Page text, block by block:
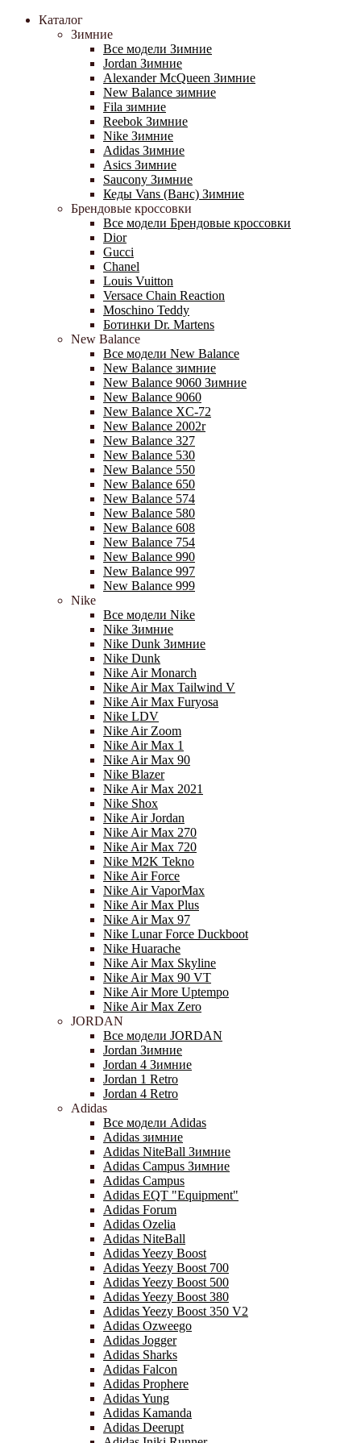
Каталог
Зимние
Все модели Зимние
Jordan Зимние
Alexander McQueen Зимние
New Balance зимние
Fila зимние
Reebok Зимние
Nike Зимние
Adidas Зимние
Asics Зимние
Saucony Зимние
Кеды Vans (Ванс) Зимние
Брендовые кроссовки
Все модели Брендовые кроссовки
Dior
Gucci
Chanel
Louis Vuitton
Versace Chain Reaction
Moschino Teddy
Ботинки Dr. Martens
New Balance
Все модели New Balance
New Balance зимние
New Balance 9060 Зимние
New Balance 9060
New Balance XC-72
New Balance 2002r
New Balance 327
New Balance 530
New Balance 550
New Balance 650
New Balance 574
New Balance 580
New Balance 608
New Balance 754
New Balance 990
New Balance 997
New Balance 999
Nike
Все модели Nike
Nike Зимние
Nike Dunk Зимние
Nike Dunk
Nike Air Monarch
Nike Air Max Tailwind V
Nike Air Max Furyosa
Nike LDV
Nike Air Zoom
Nike Air Max 1
Nike Air Max 90
Nike Blazer
Nike Air Max 2021
Nike Shox
Nike Air Jordan
Nike Air Max 270
Nike Air Max 720
Nike M2K Tekno
Nike Air Force
Nike Air VaporMax
Nike Air Max Plus
Nike Air Max 97
Nike Lunar Force Duckboot
Nike Huarache
Nike Air Max Skyline
Nike Air Max 90 VT
Nike Air More Uptempo
Nike Air Max Zero
JORDAN
Все модели JORDAN
Jordan Зимние
Jordan 4 Зимние
Jordan 1 Retro
Jordan 4 Retro
Adidas
Все модели Adidas
Adidas зимние
Adidas NiteBall Зимние
Adidas Campus Зимние
Adidas Campus
Adidas EQT "Equipment"
Adidas Forum
Adidas Ozelia
Adidas NiteBall
Adidas Yeezy Boost
Adidas Yeezy Boost 700
Adidas Yeezy Boost 500
Adidas Yeezy Boost 380
Adidas Yeezy Boost 350 V2
Adidas Ozweego
Adidas Jogger
Adidas Sharks
Adidas Falcon
Adidas Prophere
Adidas Yung
Adidas Kamanda
Adidas Deerupt